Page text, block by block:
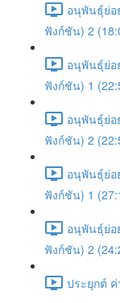
อนุพันธุ์ย่อ
ฟังก์ชัน) 2
อนุพันธุ์ย่อ
ฟังก์ชัน) 1
อนุพันธุ์ย่อ
ฟังก์ชัน) 2
อนุพันธุ์ย่อ
ฟังก์ชัน) 1
อนุพันธุ์ย่อ
ฟังก์ชัน) 2
ประยุกต์